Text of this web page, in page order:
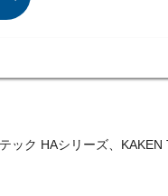
ック HAシリーズ、